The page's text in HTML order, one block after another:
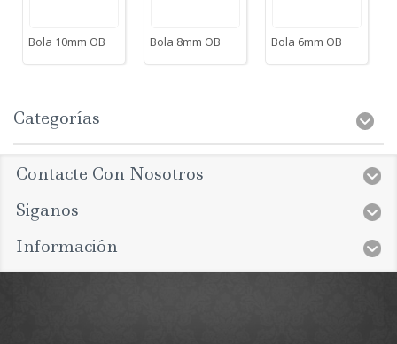
Bola 10mm OB Bola 8mm OB Bola 6mm OB
Categorías
Contacte Con Nosotros
Siganos
Información